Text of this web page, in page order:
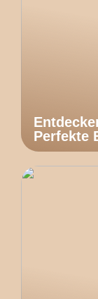
Perfekte